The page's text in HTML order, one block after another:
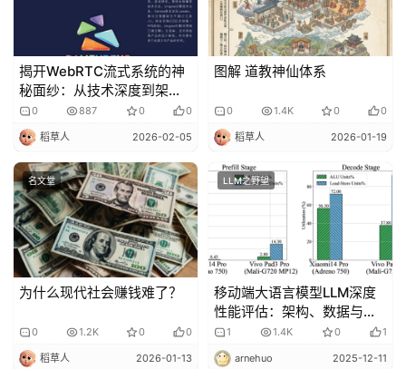
揭开WebRTC流式系统的神
秘面纱：从技术深度到架构
创新
0 887 0 0
稻草人 2026-02-05
图解 道教神仙体系
0 1.4K 0 0
稻草人 2026-01-19
名文堂
为什么现代社会赚钱难了？
0 1.2K 0 0
稻草人 2026-01-13
LLM之野望
移动端大语言模型LLM深度
性能评估：架构、数据与优
化路径的全面解析
1 1.4K 0 1
arnehuo 2025-12-11